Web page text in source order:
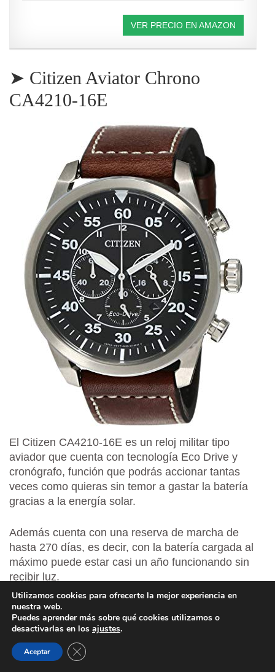
VER PRECIO EN AMAZON
➤ Citizen Aviator Chrono
CA4210-16E
El Citizen CA4210-16E es un reloj militar tipo
aviador que cuenta con tecnología Eco Drive y
cronógrafo, función que podrás accionar tantas
veces como quieras sin temor a gastar la batería
gracias a la energía solar.
Además cuenta con una reserva de marcha de
hasta 270 días, es decir, con la batería cargada al
máximo puede estar casi un año funcionando sin
recibir luz.
La caja es de buen tamaño en términos de
diámetro y cuenta con tres subesferas para usar
el cronómetro, ver los segundos y mostrar las
horas en formato 24 horas.
Utilizamos cookies para ofrecerte la mejor experiencia en
nuestra web.
Puedes aprender más sobre qué cookies utilizamos o
desactivarlas en los ajustes.
Aceptar CERRAR EL BANNER DE COOKIES RGPD